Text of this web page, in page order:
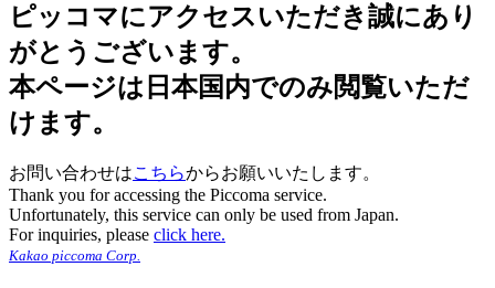
ピッコマにアクセスいただき誠にあり
がとうございます。
本ページは日本国内でのみ閲覧いただ
けます。
お問い合わせはこちらからお願いいたします。
Thank you for accessing the Piccoma service.
Unfortunately, this service can only be used from Japan.
For inquiries, please click here.
Kakao piccoma Corp.